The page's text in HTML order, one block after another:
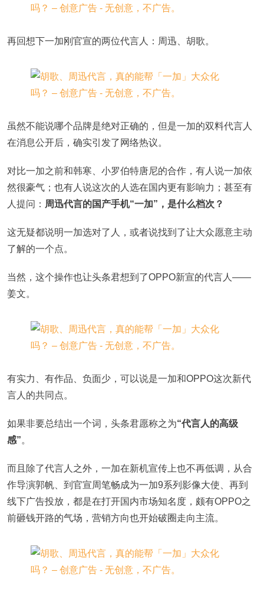
再回想下一加刚官宣的两位代言人：周迅、胡歌。
虽然不能说哪个品牌是绝对正确的，但是一加的双料代言人
在消息公开后，确实引发了网络热议。
对比一加之前和韩寒、小罗伯特唐尼的合作，有人说一加依
然很豪气；也有人说这次的人选在国内更有影响力；甚至有
人提问： 周迅代言的国产手机“一加”，是什么档次？
这无疑都说明一加选对了人，或者说找到了让大众愿意主动
了解的一个点。
当然，这个操作也让头条君想到了OPPO新宣的代言人——
姜文。
有实力、有作品、负面少，可以说是一加和OPPO这次新代
言人的共同点。
如果非要总结出一个词，头条君愿称之为“代言人的高级
感”。
而且除了代言人之外，一加在新机宣传上也不再低调，从合
作导演郭帆、到官宣周笔畅成为一加9系列影像大使、再到
线下广告投放，都是在打开国内市场知名度，颇有OPPO之
前砸钱开路的气场，营销方向也开始破圈走向主流。